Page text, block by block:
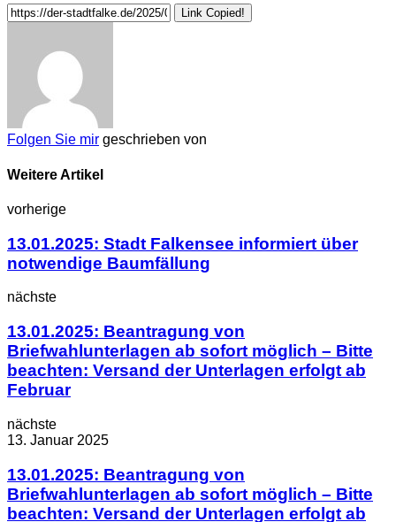
Link Copied!
Folgen Sie mir geschrieben von
Weitere Artikel
vorherige
13.01.2025: Stadt Falkensee informiert über
notwendige Baumfällung
nächste
13.01.2025: Beantragung von
Briefwahlunterlagen ab sofort möglich – Bitte
beachten: Versand der Unterlagen erfolgt ab
Februar
nächste
13. Januar 2025
13.01.2025: Beantragung von
Briefwahlunterlagen ab sofort möglich – Bitte
beachten: Versand der Unterlagen erfolgt ab